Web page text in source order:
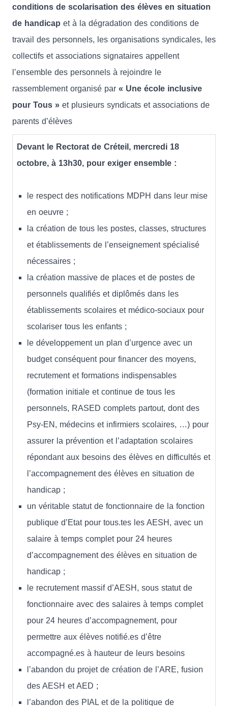
conditions de scolarisation des élèves en situation
de handicap et à la dégradation des conditions de
travail des personnels, les organisations syndicales, les
collectifs et associations signataires appellent
l’ensemble des personnels à rejoindre le
rassemblement organisé par « Une école inclusive
pour Tous » et plusieurs syndicats et associations de
parents d’élèves
Devant le Rectorat de Créteil, mercredi 18
octobre, à 13h30, pour exiger ensemble :
le respect des notifications MDPH dans leur mise
en oeuvre ;
la création de tous les postes, classes, structures
et établissements de l’enseignement spécialisé
nécessaires ;
la création massive de places et de postes de
personnels qualifiés et diplômés dans les
établissements scolaires et médico-sociaux pour
scolariser tous les enfants ;
le développement un plan d’urgence avec un
budget conséquent pour financer des moyens,
recrutement et formations indispensables
(formation initiale et continue de tous les
personnels, RASED complets partout, dont des
Psy-EN, médecins et infirmiers scolaires, …) pour
assurer la prévention et l’adaptation scolaires
répondant aux besoins des élèves en difficultés et
l’accompagnement des élèves en situation de
handicap ;
un véritable statut de fonctionnaire de la fonction
publique d’Etat pour tous.tes les AESH, avec un
salaire à temps complet pour 24 heures
d’accompagnement des élèves en situation de
handicap ;
le recrutement massif d’AESH, sous statut de
fonctionnaire avec des salaires à temps complet
pour 24 heures d’accompagnement, pour
permettre aux élèves notifié.es d’être
accompagné.es à hauteur de leurs besoins
l’abandon du projet de création de l’ARE, fusion
des AESH et AED ;
l’abandon des PIAL et de la politique de